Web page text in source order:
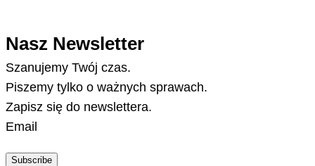
Nasz Newsletter
Szanujemy Twój czas.
Piszemy tylko o ważnych sprawach.
Zapisz się do newslettera.
Email
Subscribe